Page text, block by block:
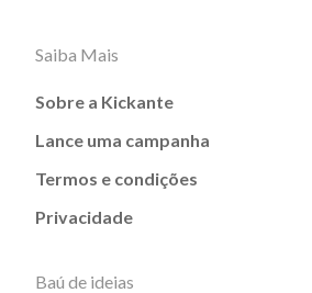
Saiba Mais
Sobre a Kickante
Lance uma campanha
Termos e condições
Privacidade
Baú de ideias